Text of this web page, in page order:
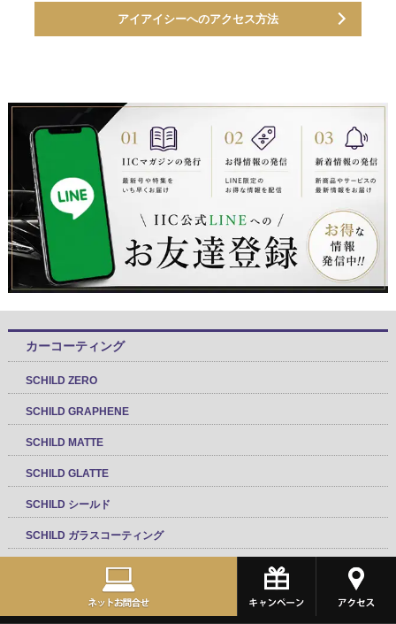
アイアイシーへのアクセス方法
カーコーティング
SCHILD ZERO
SCHILD GRAPHENE
SCHILD MATTE
SCHILD GLATTE
SCHILD シールド
SCHILD ガラスコーティング
キャンピングカーコーティング
systemXコーティング